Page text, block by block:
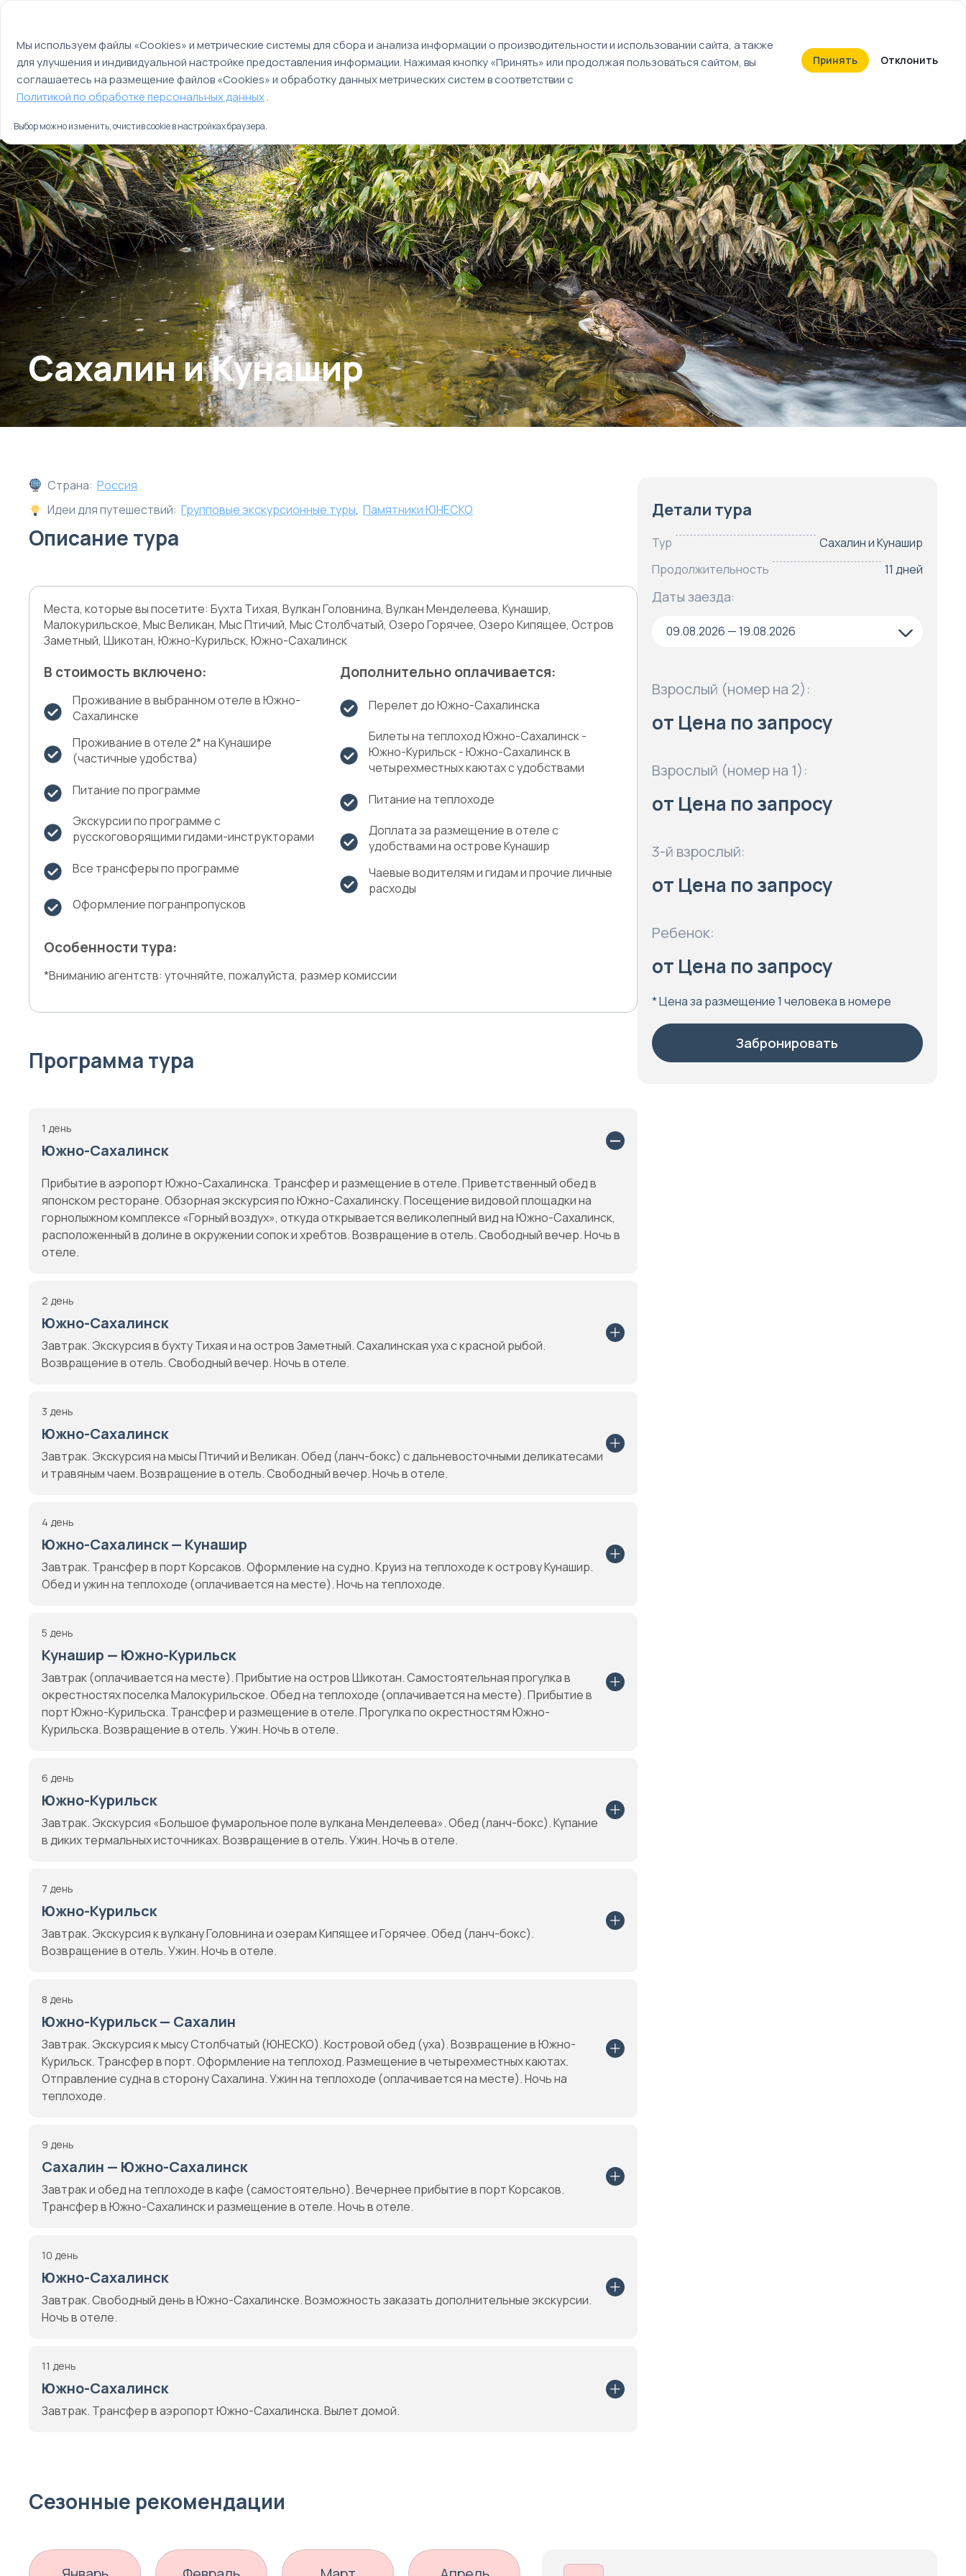
Страны Россия Туры Круизы Идеи путешествий Календарь событий Билеты
Главная
Сахалин и Кунашир
Сахалин и Кунашир
Страна: Россия
Идеи для путешествий: Групповые экскурсионные туры, Памятники ЮНЕСКО
Описание тура
Места, которые вы посетите: Бухта Тихая, Вулкан Головнина, Вулкан Менделеева, Кунашир,
Малокурильское, Мыс Великан, Мыс Птичий, Мыс Столбчатый, Озеро Горячее, Озеро Кипящее, Остров
Заметный, Шикотан, Южно-Курильск, Южно-Сахалинск
В стоимость включено:
Проживание в выбранном отеле в Южно-
Сахалинске
Проживание в отеле 2* на Кунашире
(частичные удобства)
Питание по программе
Экскурсии по программе с
русскоговорящими гидами-инструкторами
Все трансферы по программе
Оформление погранпропусков
Дополнительно оплачивается:
Перелет до Южно-Сахалинска
Билеты на теплоход Южно-Сахалинск -
Южно-Курильск - Южно-Сахалинск в
четырехместных каютах c удобствами
Питание на теплоходе
Доплата за размещение в отеле с
удобствами на острове Кунашир
Чаевые водителям и гидам и прочие личные
расходы
Особенности тура:
*Вниманию агентств: уточняйте, пожалуйста, размер комиссии
Программа тура
1 день
Южно-Сахалинск
Прибытие в аэропорт Южно-Сахалинска. Трансфер и размещение в отеле. Приветственный обед в
японском ресторане. Обзорная экскурсия по Южно-Сахалинску. Посещение видовой площадки на
горнолыжном комплексе «Горный воздух», откуда открывается великолепный вид на Южно-Сахалинск,
расположенный в долине в окружении сопок и хребтов. Возвращение в отель. Свободный вечер. Ночь в
отеле.
2 день
Южно-Сахалинск
Завтрак. Экскурсия в бухту Тихая и на остров Заметный. Сахалинская уха с красной рыбой.
Возвращение в отель. Свободный вечер. Ночь в отеле.
3 день
Южно-Сахалинск
Завтрак. Экскурсия на мысы Птичий и Великан. Обед (ланч-бокс) с дальневосточными деликатесами
и травяным чаем. Возвращение в отель. Свободный вечер. Ночь в отеле.
4 день
Южно-Сахалинск — Кунашир
Завтрак. Трансфер в порт Корсаков. Оформление на судно. Круиз на теплоходе к острову Кунашир.
Обед и ужин на теплоходе (оплачивается на месте). Ночь на теплоходе.
5 день
Кунашир — Южно-Курильск
Завтрак (оплачивается на месте). Прибытие на остров Шикотан. Самостоятельная прогулка в
окрестностях поселка Малокурильское. Обед на теплоходе (оплачивается на месте). Прибытие в
порт Южно-Курильска. Трансфер и размещение в отеле. Прогулка по окрестностям Южно-
Курильска. Возвращение в отель. Ужин. Ночь в отеле.
6 день
Южно-Курильск
Завтрак. Экскурсия «Большое фумарольное поле вулкана Менделеева». Обед (ланч-бокс). Купание
в диких термальных источниках. Возвращение в отель. Ужин. Ночь в отеле.
7 день
Южно-Курильск
Завтрак. Экскурсия к вулкану Головнина и озерам Кипящее и Горячее. Обед (ланч-бокс).
Возвращение в отель. Ужин. Ночь в отеле.
8 день
Южно-Курильск — Сахалин
Завтрак. Экскурсия к мысу Столбчатый (ЮНЕСКО). Костровой обед (уха). Возвращение в Южно-
Курильск. Трансфер в порт. Оформление на теплоход. Размещение в четырехместных каютах.
Отправление судна в сторону Сахалина. Ужин на теплоходе (оплачивается на месте). Ночь на
теплоходе.
9 день
Сахалин — Южно-Сахалинск
Завтрак и обед на теплоходе в кафе (самостоятельно). Вечернее прибытие в порт Корсаков.
Трансфер в Южно-Сахалинск и размещение в отеле. Ночь в отеле.
10 день
Южно-Сахалинск
Завтрак. Свободный день в Южно-Сахалинске. Возможность заказать дополнительные экскурсии.
Ночь в отеле.
11 день
Южно-Сахалинск
Завтрак. Трансфер в аэропорт Южно-Сахалинска. Вылет домой.
Детали тура
Тур
Сахалин и Кунашир
Продолжительность
11 дней
Даты заезда:
09.08.2026 — 19.08.2026
Взрослый (номер на 2):
от Цена по запросу
Взрослый (номер на 1):
от Цена по запросу
3-й взрослый:
от Цена по запросу
Ребенок:
от Цена по запросу
* Цена за размещение 1 человека в номере
Забронировать
Сезонные рекомендации
Мы используем файлы «Cookies» и метрические системы для сбора и анализа информации о производительности и использовании сайта, а также
для улучшения и индивидуальной настройке предоставления информации. Нажимая кнопку «Принять» или продолжая пользоваться сайтом, вы
соглашаетесь на размещение файлов «Cookies» и обработку данных метрических систем в соответствии с
Политикой по обработке персональных данных.
Принять Отклонить
Выбор можно изменить, очистив cookie в настройках браузера.